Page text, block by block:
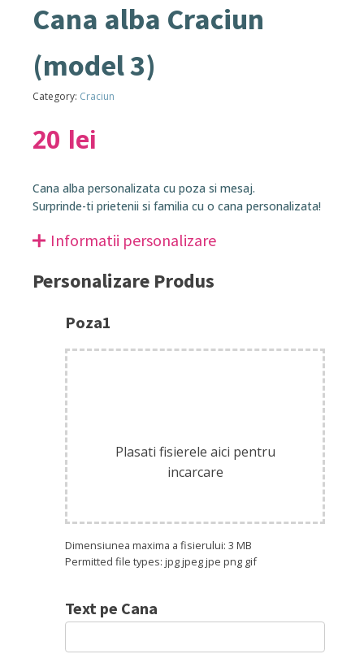
Cana alba Craciun
(model 3)
Category: Craciun
20 lei
Cana alba personalizata cu poza si mesaj.
Surprinde-ti prietenii si familia cu o cana personalizata!
Informatii personalizare
Personalizare Produs
Poza1
Plasati fisierele aici pentru
incarcare
Dimensiunea maxima a fisierului: 3 MB
Permitted file types: jpg jpeg jpe png gif
Text pe Cana